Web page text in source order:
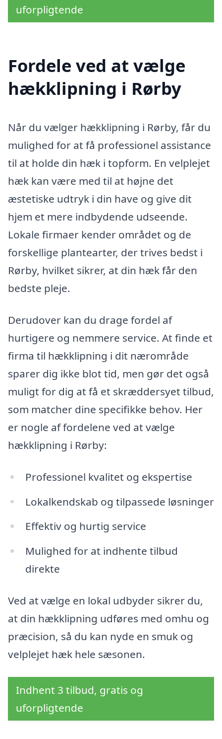
uforpligtende
Fordele ved at vælge
hækklipning i Rørby
Når du vælger hækklipning i Rørby, får du
mulighed for at få professionel assistance
til at holde din hæk i topform. En velplejet
hæk kan være med til at højne det
æstetiske udtryk i din have og give dit
hjem et mere indbydende udseende.
Lokale firmaer kender området og de
forskellige plantearter, der trives bedst i
Rørby, hvilket sikrer, at din hæk får den
bedste pleje.
Derudover kan du drage fordel af
hurtigere og nemmere service. At finde et
firma til hækklipning i dit nærområde
sparer dig ikke blot tid, men gør det også
muligt for dig at få et skræddersyet tilbud,
som matcher dine specifikke behov. Her
er nogle af fordelene ved at vælge
hækklipning i Rørby:
Professionel kvalitet og ekspertise
Lokalkendskab og tilpassede løsninger
Effektiv og hurtig service
Mulighed for at indhente tilbud
direkte
Ved at vælge en lokal udbyder sikrer du,
at din hækklipning udføres med omhu og
præcision, så du kan nyde en smuk og
velplejet hæk hele sæsonen.
Indhent 3 tilbud, gratis og
uforpligtende